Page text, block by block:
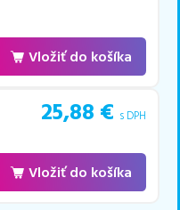
Vložiť do košíka
25,88 € s DPH
Vložiť do košíka